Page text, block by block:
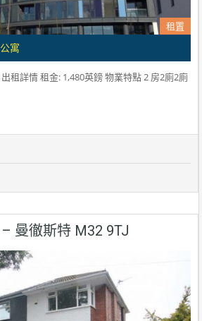
租置
寓
租詳情 租金: 1,480英鎊 物業特點 2 房2廁2廁
曼徹斯特 M32 9TJ